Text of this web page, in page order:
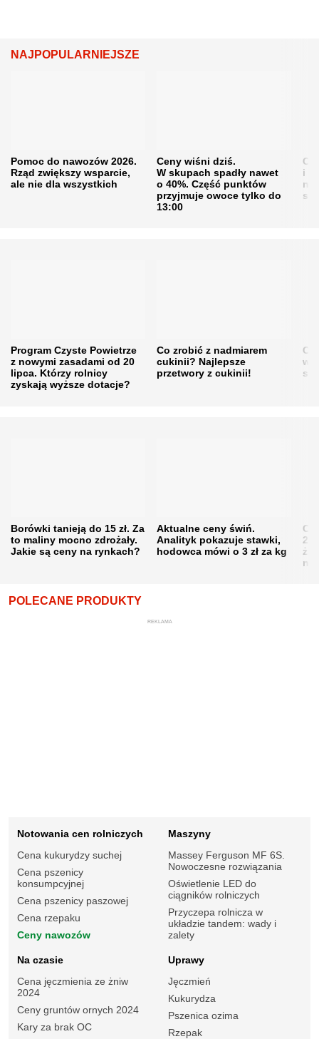
NAJPOPULARNIEJSZE
Pomoc do nawozów 2026.
Rząd zwiększy wsparcie,
ale nie dla wszystkich
Ceny wiśni dziś.
W skupach spadły nawet
o 40%. Część punktów
przyjmuje owoce tylko do
13:00
i
Program Czyste Powietrze
z nowymi zasadami od 20
lipca. Którzy rolnicy
zyskają wyższe dotacje?
Co zrobić z nadmiarem
cukinii? Najlepsze
przetwory z cukinii!
w
Borówki tanieją do 15 zł. Za
to maliny mocno zdrożały.
Jakie są ceny na rynkach?
Aktualne ceny świń.
Analityk pokazuje stawki,
hodowca mówi o 3 zł za kg
POLECANE PRODUKTY
REKLAMA
Notowania cen rolniczych
Cena kukurydzy suchej
Cena pszenicy
konsumpcyjnej
Cena pszenicy paszowej
Cena rzepaku
Ceny nawozów
Maszyny
Massey Ferguson MF 6S.
Nowoczesne rozwiązania
Oświetlenie LED do
ciągników rolniczych
Przyczepa rolnicza w
układzie tandem: wady i
zalety
Na czasie
Cena jęczmienia ze żniw
2024
Ceny gruntów ornych 2024
Kary za brak OC
Uprawy
Jęczmień
Kukurydza
Pszenica ozima
Rzepak